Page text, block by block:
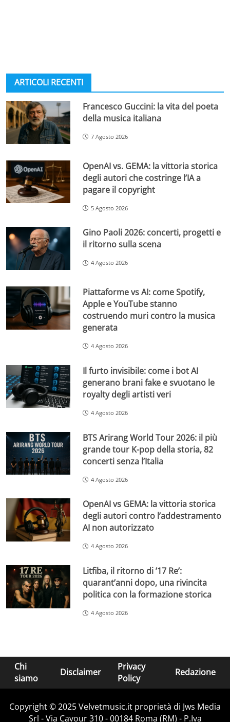
ARTICOLI RECENTI
Francesco Guccini: la vita del poeta
della musica italiana
7 Agosto 2026
OpenAI vs. GEMA: la vittoria storica
degli autori che costringe l’IA a
pagare il copyright
5 Agosto 2026
Gino Paoli 2026: concerti, progetti e
il ritorno sulla scena
4 Agosto 2026
Piattaforme vs AI: come Spotify,
Apple e YouTube stanno
costruendo muri contro la musica
generata
4 Agosto 2026
Il furto invisibile: come i bot AI
generano brani fake e svuotano le
royalty degli artisti veri
4 Agosto 2026
BTS Arirang World Tour 2026: il più
grande tour K-pop della storia, 82
concerti senza l’Italia
4 Agosto 2026
OpenAI vs GEMA: la vittoria storica
degli autori contro l’addestramento
AI non autorizzato
4 Agosto 2026
Litfiba, il ritorno di ’17 Re’:
quarant’anni dopo, una rivincita
politica con la formazione storica
4 Agosto 2026
Chi
siamo
Disclaimer
Privacy
Policy
Redazione
Copyright © 2025 Velvetmusic.it proprietà di Jws Media
Srl - Via Cavour 310 - 00184 Roma (RM) - P.Iva